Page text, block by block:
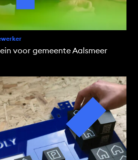
voor gemeente Aalsmeer